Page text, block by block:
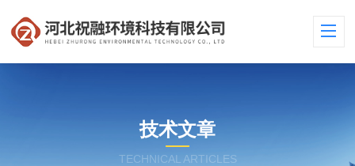
技术文章
TECHNICAL ARTICLES